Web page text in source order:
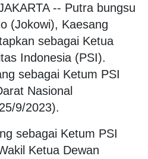
-- Putra bungsu
(Jokowi), Kaesang
sebagai Ketua
Indonesia (PSI).
sebagai Ketum PSI
Nasional
9/2023).
sebagai Ketum PSI
Ketua Dewan